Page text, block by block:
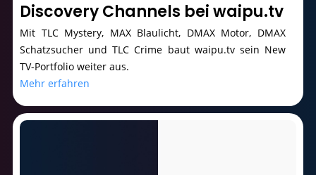
Discovery Channels bei waipu.tv
Mit TLC Mystery, MAX Blaulicht, DMAX Motor, DMAX
Schatzsucher und TLC Crime baut waipu.tv sein New
TV-Portfolio weiter aus.
Mehr erfahren